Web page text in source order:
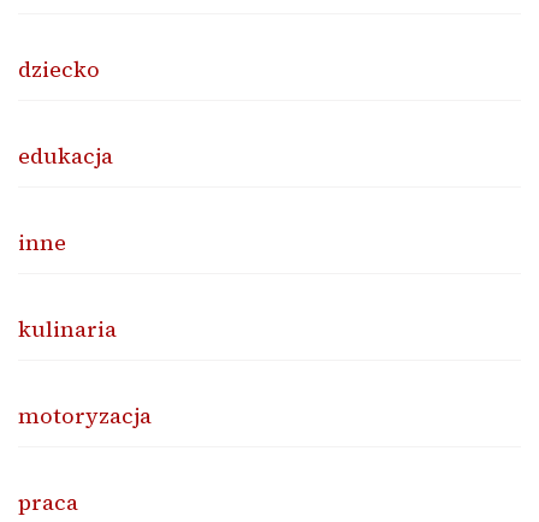
dziecko
edukacja
inne
kulinaria
motoryzacja
praca